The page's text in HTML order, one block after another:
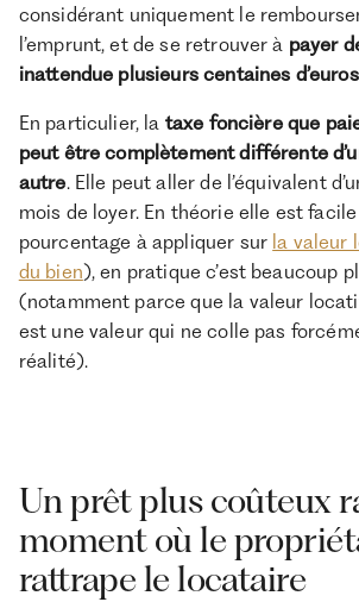
considérant uniquement le
l’emprunt, et de se retrouver à payer
inattendue plusieurs centaines
En particulier, la taxe foncière que
peut être complètement différente
autre. Elle peut aller de l’équivalent
mois de loyer. En théorie elle est
pourcentage à appliquer sur la valeur
du bien), en pratique c’est beaucoup
(notamment parce que la valeur
est une valeur qui ne colle pas
réalité).
Un prêt plus coûteux
moment où le
rattrape le locataire